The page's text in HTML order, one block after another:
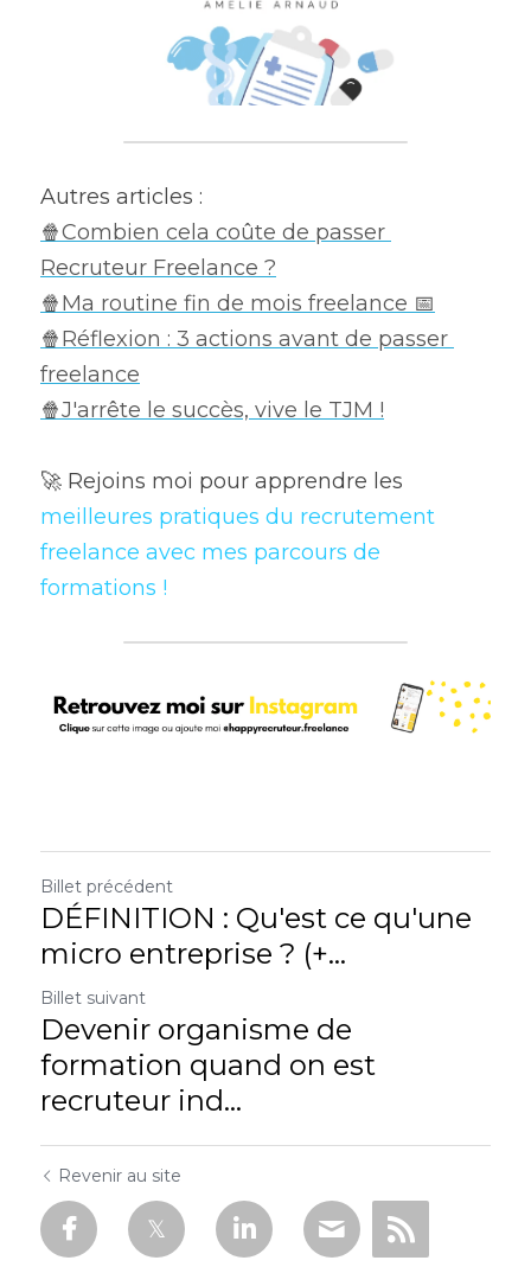
Autres articles :
🍿Combien cela coûte de passer
Recruteur Freelance ?
🍿Ma routine fin de mois freelance 📅
🍿Réflexion : 3 actions avant de passer
freelance
🍿J'arrête le succès, vive le TJM !
🚀 Rejoins moi pour apprendre les
meilleures pratiques du recrutement
freelance avec mes parcours de
formations !
Billet précédent
DÉFINITION : Qu'est ce qu'une
micro entreprise ? (+...
Billet suivant
Devenir organisme de
formation quand on est
recruteur ind...
Revenir au site